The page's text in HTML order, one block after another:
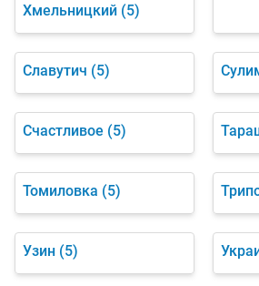
Хмельницкий (5)
Славутич (5)
Счастливое (5)
Томиловка (5)
Узин (5)